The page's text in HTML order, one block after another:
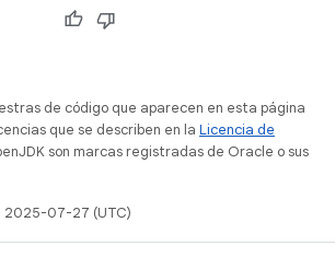
de código que aparecen en esta página
que se describen en la Licencia de
son marcas registradas de Oracle o sus
2025-07-27 (UTC)